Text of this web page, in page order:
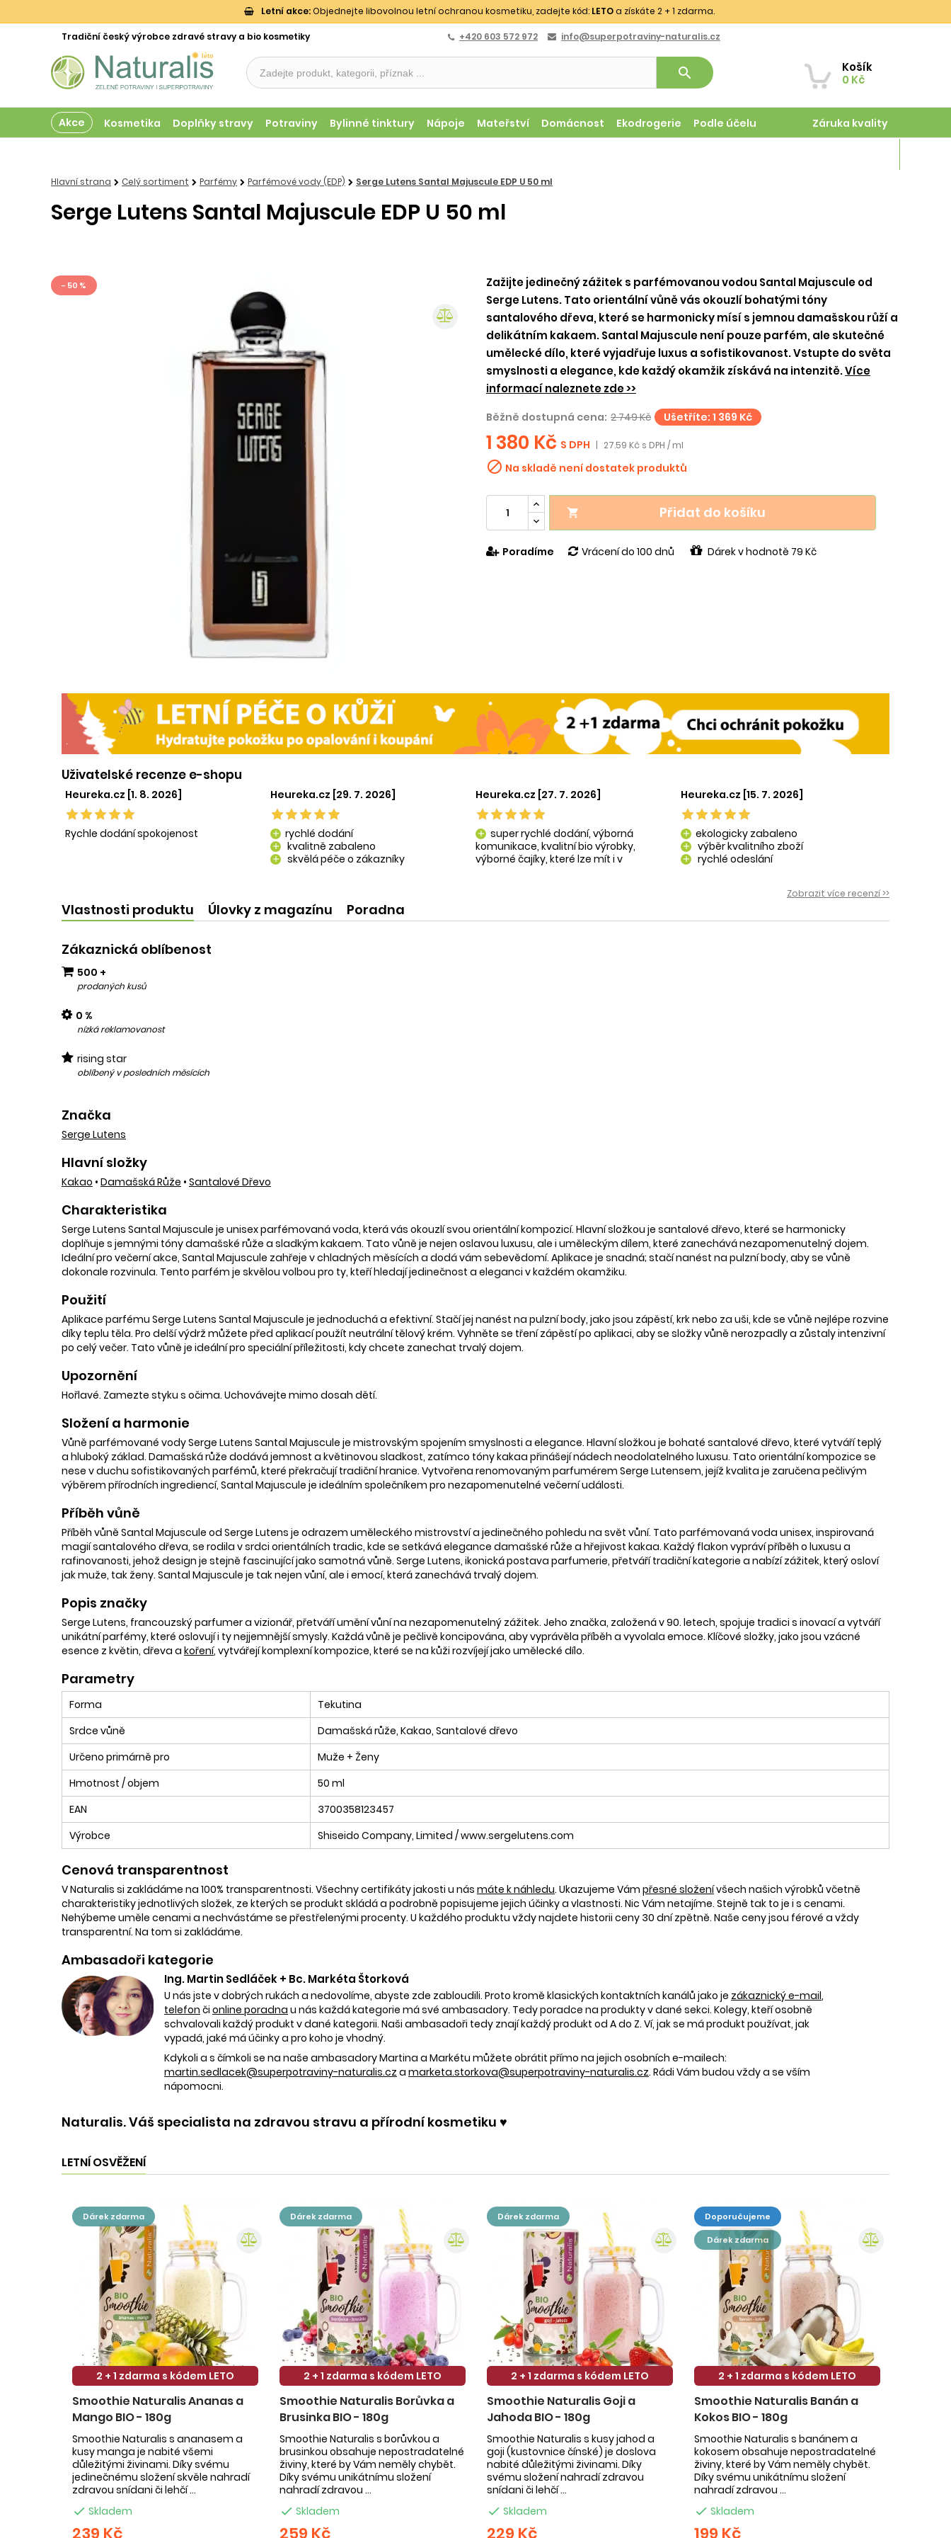
Letní akce:Objednejte libovolnou letní ochranou kosmetiku, zadejte kód: LETOa získáte 2 + 1 zdarma.
Tradiční český výrobce zdravé stravy a bio kosmetiky +420 603 572 972 info@superpotraviny-naturalis.cz
Košík
0 Kč
search
Akce Kosmetika Doplňky stravy Potraviny Bylinné tinktury Nápoje Mateřství Domácnost Ekodrogerie Podle účelu Záruka kvality
Hlavní strana Celý sortiment Parfémy Parfémové vody (EDP) Serge Lutens Santal Majuscule EDP U 50 ml
Serge Lutens Santal Majuscule EDP U 50 ml
- 50 %
Zažijte jedinečný zážitek s parfémovanou vodou Santal Majuscule od
Serge Lutens. Tato orientální vůně vás okouzlí bohatými tóny
santalového dřeva, které se harmonicky mísí s jemnou damašskou růží a
delikátním kakaem. Santal Majuscule není pouze parfém, ale skutečné
umělecké dílo, které vyjadřuje luxus a sofistikovanost. Vstupte do světa
smyslnosti a elegance, kde každý okamžik získává na intenzitě.Více
informací naleznete zde >>
Běžně dostupná cena: 2 749 Kč Ušetříte: 1 369 Kč
1 380 Kč S DPH | 27.59 Kč s DPH / ml
 Na skladě není dostatek produktů
 Přidat do košíku
Poradíme Vrácení do 100 dnů Dárek v hodnotě 79 Kč
Uživatelské recenze e-shopu
Heureka.cz [1. 8. 2026]
Rychle dodání spokojenost
Heureka.cz [29. 7. 2026]
add rychlé dodání
add kvalitně zabaleno
add skvělá péče o zákazníky
Heureka.cz [27. 7. 2026]
add super rychlé dodání, výborná
komunikace, kvalitní bio výrobky,
výborné čajíky, které lze mít i v
Heureka.cz [15. 7. 2026]
add ekologicky zabaleno
add výběr kvalitního zboží
add rychlé odeslání
Zobrazit více recenzí >>
Vlastnosti produktu Úlovky z magazínu Poradna
Zákaznická oblíbenost
500 +
prodaných kusů
0 %
nízká reklamovanost
rising star
oblíbený v posledních měsících
Značka
Serge Lutens
Hlavní složky
Kakao • Damašská Růže • Santalové Dřevo
Charakteristika
Serge Lutens Santal Majuscule je unisex parfémovaná voda, která vás okouzlí svou orientální kompozicí. Hlavní složkou je santalové dřevo, které se harmonicky
doplňuje s jemnými tóny damašské růže a sladkým kakaem. Tato vůně je nejen oslavou luxusu, ale i uměleckým dílem, které zanechává nezapomenutelný dojem.
Ideální pro večerní akce, Santal Majuscule zahřeje v chladných měsících a dodá vám sebevědomí. Aplikace je snadná; stačí nanést na pulzní body, aby se vůně
dokonale rozvinula. Tento parfém je skvělou volbou pro ty, kteří hledají jedinečnost a eleganci v každém okamžiku.
Použití
Aplikace parfému Serge Lutens Santal Majuscule je jednoduchá a efektivní. Stačí jej nanést na pulzní body, jako jsou zápěstí, krk nebo za uši, kde se vůně nejlépe rozvine
díky teplu těla. Pro delší výdrž můžete před aplikací použít neutrální tělový krém. Vyhněte se tření zápěstí po aplikaci, aby se složky vůně nerozpadly a zůstaly intenzivní
po celý večer. Tato vůně je ideální pro speciální příležitosti, kdy chcete zanechat trvalý dojem.
Upozornění
Hořlavé. Zamezte styku s očima. Uchovávejte mimo dosah dětí.
Složení a harmonie
Vůně parfémované vody Serge Lutens Santal Majuscule je mistrovským spojením smyslnosti a elegance. Hlavní složkou je bohaté santalové dřevo, které vytváří teplý
a hluboký základ. Damašská růže dodává jemnost a květinovou sladkost, zatímco tóny kakaa přinášejí nádech neodolatelného luxusu. Tato orientální kompozice se
nese v duchu sofistikovaných parfémů, které překračují tradiční hranice. Vytvořena renomovaným parfumérem Serge Lutensem, jejíž kvalita je zaručena pečlivým
výběrem přírodních ingrediencí, Santal Majuscule je ideálním společníkem pro nezapomenutelné večerní události.
Příběh vůně
Příběh vůně Santal Majuscule od Serge Lutens je odrazem uměleckého mistrovství a jedinečného pohledu na svět vůní. Tato parfémovaná voda unisex, inspirovaná
magií santalového dřeva, se rodila v srdci orientálních tradic, kde se setkává elegance damašské růže a hřejivost kakaa. Každý flakon vypráví příběh o luxusu a
rafinovanosti, jehož design je stejně fascinující jako samotná vůně. Serge Lutens, ikonická postava parfumerie, přetváří tradiční kategorie a nabízí zážitek, který osloví
jak muže, tak ženy. Santal Majuscule je tak nejen vůní, ale i emocí, která zanechává trvalý dojem.
Popis značky
Serge Lutens, francouzský parfumer a vizionář, přetváří umění vůní na nezapomenutelný zážitek. Jeho značka, založená v 90. letech, spojuje tradici s inovací a vytváří
unikátní parfémy, které oslovují i ty nejjemnější smysly. Každá vůně je pečlivě koncipována, aby vyprávěla příběh a vyvolala emoce. Klíčové složky, jako jsou vzácné
esence z květin, dřeva a koření, vytvářejí komplexní kompozice, které se na kůži rozvíjejí jako umělecké dílo.
Parametry
Forma
Tekutina
Srdce vůně
Damašská růže, Kakao, Santalové dřevo
Určeno primárně pro
Muže + Ženy
Hmotnost / objem
50 ml
EAN
3700358123457
Výrobce
Shiseido Company, Limited / www.sergelutens.com
Cenová transparentnost
V Naturalis si zakládáme na 100% transparentnosti. Všechny certifikáty jakosti u nás máte k náhledu. Ukazujeme Vám přesné složenívšech našich výrobků včetně
charakteristiky jednotlivých složek, ze kterých se produkt skládá a podrobně popisujeme jejich účinky a vlastnosti. Nic Vám netajíme. Stejně tak to je i s cenami.
Nehýbeme uměle cenami a nechvástáme se přestřelenými procenty. U každého produktu vždy najdete historii ceny 30 dní zpětně. Naše ceny jsou férové a vždy
transparentní. Na tom si zakládáme.
Ambasadoři kategorie
Ing. Martin Sedláček + Bc. Markéta Štorková
U nás jste v dobrých rukách a nedovolíme, abyste zde zabloudili. Proto kromě klasických kontaktních kanálů jako je zákaznický e-mail,
telefon či online poradna u nás každá kategorie má své ambasadory. Tedy poradce na produkty v dané sekci. Kolegy, kteří osobně
schvalovali každý produkt v dané kategorii. Naši ambasadoři tedy znají každý produkt od A do Z. Ví, jak se má produkt používat, jak
vypadá, jaké má účinky a pro koho je vhodný.
Kdykoli a s čímkoli se na naše ambasadory Martina a Markétu můžete obrátit přímo na jejich osobních e-mailech:
martin.sedlacek@superpotraviny-naturalis.cz a marketa.storkova@superpotraviny-naturalis.cz. Rádi Vám budou vždy a se vším
nápomocni.
Naturalis. Váš specialista na zdravou stravu a přírodní kosmetiku ♥️
LETNÍ OSVĚŽENÍ
dárek zdarma
2 + 1 zdarma s kódem LETO
Smoothie Naturalis Ananas a
Mango BIO - 180g
Smoothie Naturalis s ananasem a
kusy manga je nabité všemi
důležitými živinami. Díky svému
jedinečnému složení skvěle nahradí
zdravou snídani či lehčí ...
 Skladem
239 Kč
dárek zdarma
2 + 1 zdarma s kódem LETO
Smoothie Naturalis Borůvka a
Brusinka BIO - 180g
Smoothie Naturalis s borůvkou a
brusinkou obsahuje nepostradatelné
živiny, které by Vám neměly chybět.
Díky svému unikátnímu složení
nahradí zdravou ...
 Skladem
259 Kč
dárek zdarma
2 + 1 zdarma s kódem LETO
Smoothie Naturalis Goji a
Jahoda BIO - 180g
Smoothie Naturalis s kusy jahod a
goji (kustovnice čínské) je doslova
nabité důležitými živinami. Díky
svému složení nahradí zdravou
snídani či lehčí ...
 Skladem
229 Kč
doporučujeme
dárek zdarma
2 + 1 zdarma s kódem LETO
Smoothie Naturalis Banán a
Kokos BIO - 180g
Smoothie Naturalis s banánem a
kokosem obsahuje nepostradatelné
živiny, které by Vám neměly chybět.
Díky svému unikátnímu složení
nahradí zdravou ...
 Skladem
199 Kč